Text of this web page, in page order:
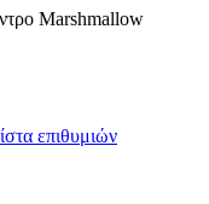
Marshmallow
επιθυμιών